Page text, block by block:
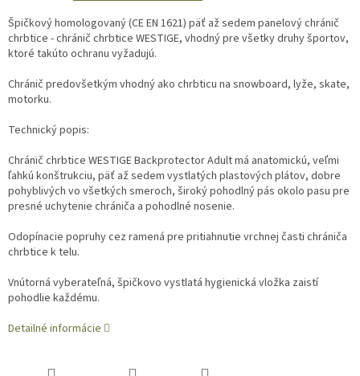
Špičkový homologovaný (CE EN 1621) päť až sedem panelový chránič
chrbtice - chránič chrbtice WESTIGE, vhodný pre všetky druhy športov,
ktoré takúto ochranu vyžadujú.
Chránič predovšetkým vhodný ako chrbticu na snowboard, lyže, skate,
motorku.
Technický popis:
Chránič chrbtice WESTIGE Backprotector Adult má anatomickú, veľmi
ľahkú konštrukciu, päť až sedem vystlatých plastových plátov, dobre
pohyblivých vo všetkých smeroch, široký pohodlný pás okolo pasu pre
presné uchytenie chrániča a pohodlné nosenie.
Odopínacie popruhy cez ramená pre pritiahnutie vrchnej časti chrániča
chrbtice k telu.
Vnútorná vyberateľná, špičkovo vystlatá hygienická vložka zaistí
pohodlie každému.
Detailné informácie